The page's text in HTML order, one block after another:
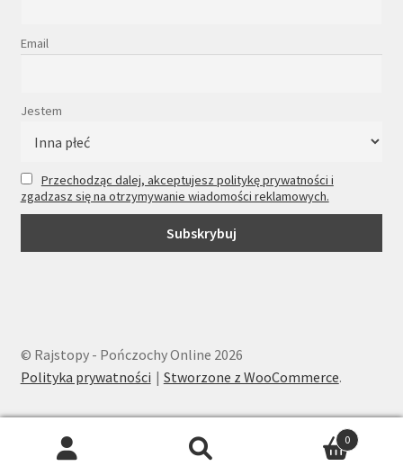
Email
Jestem
Przechodząc dalej, akceptujesz politykę prywatności i
zgadzasz się na otrzymywanie wiadomości reklamowych.
© Rajstopy - Pończochy Online 2026
Polityka prywatności
Stworzone z WooCommerce.
Wyszukiwarka
0